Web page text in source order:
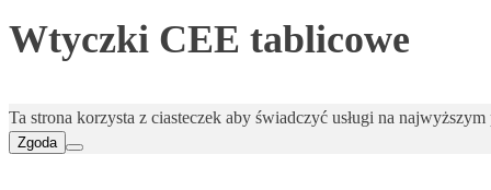
Wtyczki CEE tablicowe
Ta strona korzysta z ciasteczek aby świadczyć usługi na
Zgoda